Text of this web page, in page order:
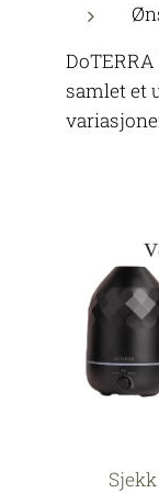
samlet et